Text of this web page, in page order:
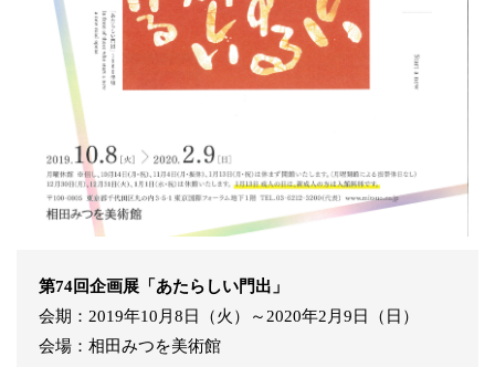
第74回企画展「あたらしい門出」
会期：2019年10月8日（火）～2020年2月9日（日）
会場：相田みつを美術館